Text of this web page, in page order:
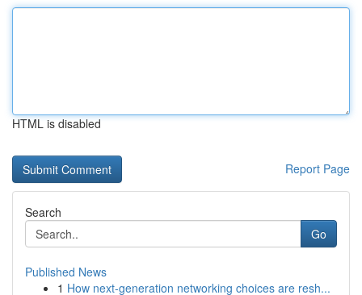
HTML is disabled
Report Page
Search
Go
Published News
1 How next-generation networking choices are resh...